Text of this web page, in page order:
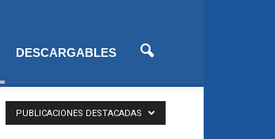
DESCARGABLES
PUBLICACIONES DESTACADAS